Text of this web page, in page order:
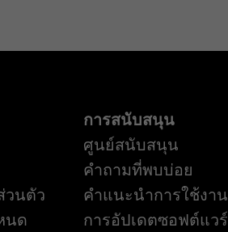
วนตัว
นด
การสนับสนุน
ศูนย์สนับสนุน
คำถามที่พบบ่อย
คำแนะนำการใช้งาน
การอัปเดตซอฟต์แวร์